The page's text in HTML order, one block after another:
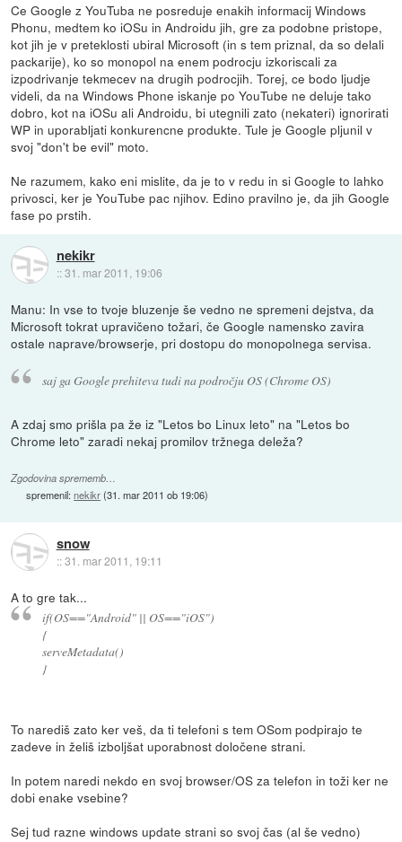
Ce Google z YouTuba ne posreduje enakih informacij Windows
Phonu, medtem ko iOSu in Androidu jih, gre za podobne pristope,
kot jih je v preteklosti ubiral Microsoft (in s tem priznal, da so delali
packarije), ko so monopol na enem podrocju izkoriscali za
izpodrivanje tekmecev na drugih podrocjih. Torej, ce bodo ljudje
videli, da na Windows Phone iskanje po YouTube ne deluje tako
dobro, kot na iOSu ali Androidu, bi utegnili zato (nekateri) ignorirati
WP in uporabljati konkurencne produkte. Tule je Google pljunil v
svoj "don't be evil" moto.
Ne razumem, kako eni mislite, da je to v redu in si Google to lahko
privosci, ker je YouTube pac njihov. Edino pravilno je, da jih Google
fase po prstih.
nekikr
::31. mar 2011, 19:06
Manu: In vse to tvoje bluzenje še vedno ne spremeni dejstva, da
Microsoft tokrat upravičeno tožari, če Google namensko zavira
ostale naprave/browserje, pri dostopu do monopolnega servisa.
saj ga Google prehiteva tudi na področju OS (Chrome OS)
A zdaj smo prišla pa že iz "Letos bo Linux leto" na "Letos bo
Chrome leto" zaradi nekaj promilov tržnega deleža?
Zgodovina sprememb…
spremenil:nekikr(31. mar 2011 ob 19:06)
snow
::31. mar 2011, 19:11
A to gre tak...
if(OS=="Android" || OS=="iOS")
{
serveMetadata()
}
To narediš zato ker veš, da ti telefoni s tem OSom podpirajo te
zadeve in želiš izboljšat uporabnost določene strani.
In potem naredi nekdo en svoj browser/OS za telefon in toži ker ne
dobi enake vsebine?
Sej tud razne windows update strani so svoj čas (al še vedno)